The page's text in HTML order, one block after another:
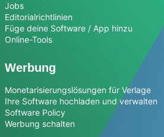
Jobs
Editorialrichtlinien
Füge deine Software / App hinzu
Online-Tools
Werbung
Monetarisierungslösungen für Verlage
Ihre Software hochladen und verwalten
Software Policy
Werbung schalten